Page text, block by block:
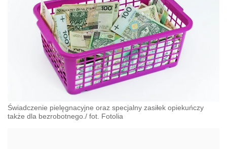
Świadczenie pielęgnacyjne oraz specjalny zasiłek opiekuńczy
także dla bezrobotnego./ fot. Fotolia